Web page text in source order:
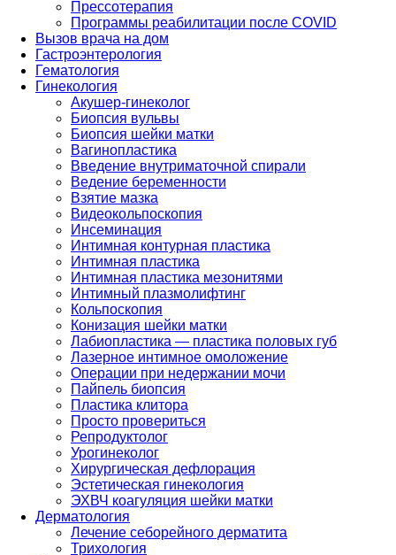
Прессотерапия
Программы реабилитации после СOVID
Вызов врача на дом
Гастроэнтерология
Гематология
Гинекология
Акушер-гинеколог
Биопсия вульвы
Биопсия шейки матки
Вагинопластика
Введение внутриматочной спирали
Ведение беременности
Взятие мазка
Видеокольпоскопия
Инсеминация
Интимная контурная пластика
Интимная пластика
Интимная пластика мезонитями
Интимный плазмолифтинг
Кольпоскопия
Конизация шейки матки
Лабиопластика — пластика половых губ
Лазерное интимное омоложение
Операции при недержании мочи
Пайпель биопсия
Пластика клитора
Просто провериться
Репродуктолог
Урогинеколог
Хирургическая дефлорация
Эстетическая гинекология
ЭХВЧ коагуляция шейки матки
Дерматология
Лечение себорейного дерматита
Трихология